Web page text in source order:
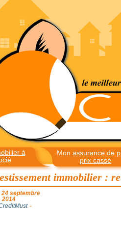
à
Mon assurance de
prix cassé
immobilier :
24 septembre
2014
-